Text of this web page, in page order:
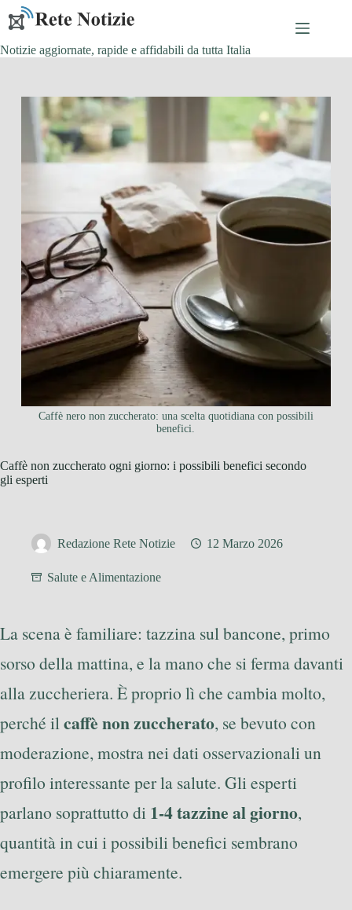
Salta
contenuto
Notizie aggiornate, rapide e affidabili da tutta Italia
Caffè nero non zuccherato: una scelta quotidiana con possibili
benefici.
Caffè non zuccherato ogni giorno: i possibili benefici secondo
gli esperti
Redazione Rete Notizie 12 Marzo 2026
Salute e Alimentazione
La scena è familiare: tazzina sul bancone, primo
sorso della mattina, e la mano che si ferma davanti
alla zuccheriera. È proprio lì che cambia molto,
perché ilcaffè non zuccherato, se bevuto con
moderazione, mostra nei dati osservazionali un
profilo interessante per la salute. Gli esperti
parlano soprattutto di 1-4 tazzine al giorno,
quantità in cui i possibili benefici sembrano
emergere più chiaramente.